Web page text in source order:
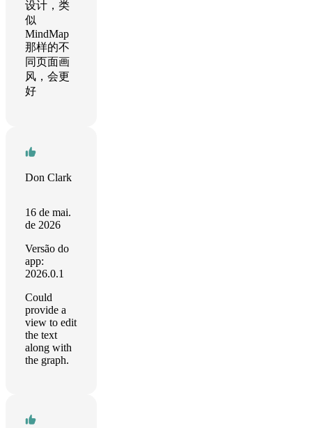
设计，类
似
MindMap
那样的不
同页面画
风，会更
好
Don Clark
16 de mai.
de 2026
Versão do
app:
2026.0.1
Could
provide a
view to edit
the text
along with
the graph.